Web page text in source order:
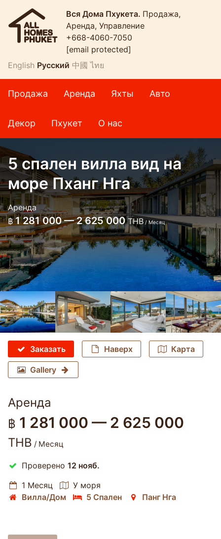
Вся Дома Пхукета. Продажа,
Аренда, Управление
+668-4060-7050
[email protected]
English Русский 中國 ไทย
Продажа Аренда Яхты Авто
Декор Пхукет О нас
5 спален вилла вид на
море Пханг Нга
Аренда
฿ 1 281 000 — 2 625 000THB / Месяц
Заказать Наверх Карта
Gallery
Аренда
฿ 1 281 000 — 2 625 000
THB / Месяц
Проверено 12 нояб.
1 Месяц
У моря
Вилла/Дом
5 Спален Панг Нга